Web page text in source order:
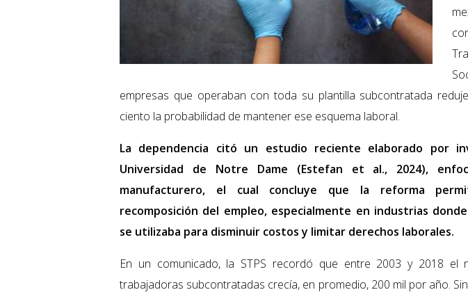
empresas que operaban con toda su plantilla subcontratada
ciento la probabilidad de mantener ese esquema laboral.
La dependencia citó un estudio reciente elaborado por
Universidad de Notre Dame (Estefan et al., 2024),
manufacturero, el cual concluye que la reforma
recomposición del empleo, especialmente en industrias
se utilizaba para disminuir costos y limitar derechos laborales.
En un comunicado, la STPS recordó que entre 2003 y 2018 el
trabajadoras subcontratadas crecía, en promedio, 200 mil por año.